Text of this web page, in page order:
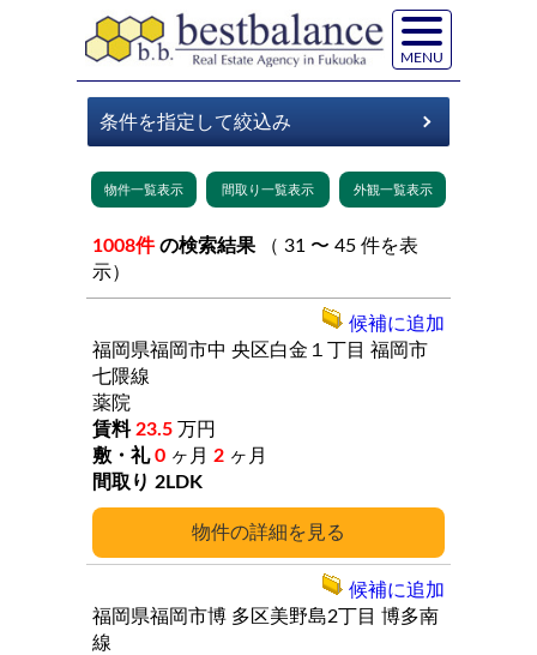
MENU
1008件 の検索結果
示）
詳細
福岡県福岡市中 央区白金１丁目 福岡市
七隈線
薬院
23.5 万円
0 ヶ月 2 ヶ月
2LDK
候補に追加
福岡県福岡市博 多区美野島2丁目 博多南
線
候補に追加